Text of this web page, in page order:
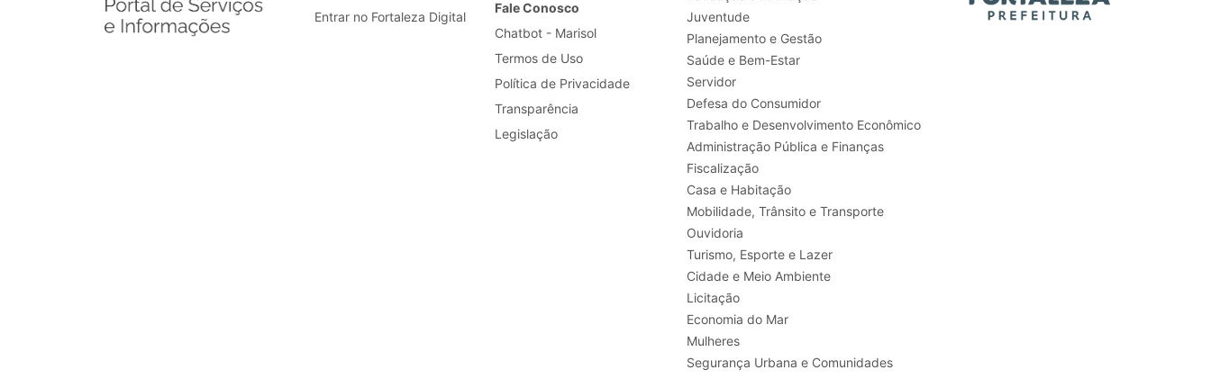
Entrar no Fortaleza Digital
Fale Conosco
Chatbot - Marisol
Termos de Uso
Política de Privacidade
Transparência
Legislação
Juventude
Planejamento e Gestão
Saúde e Bem-Estar
Servidor
Defesa do Consumidor
Trabalho e Desenvolvimento Econômico
Administração Pública e Finanças
Fiscalização
Casa e Habitação
Mobilidade, Trânsito e Transporte
Ouvidoria
Turismo, Esporte e Lazer
Cidade e Meio Ambiente
Licitação
Economia do Mar
Mulheres
Segurança Urbana e Comunidades